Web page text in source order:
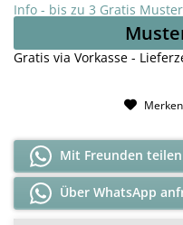
Info - bis zu 3 Gratis Muster
Gratis via Vorkasse -
Merken
Mit Freunden teilen
Über WhatsApp